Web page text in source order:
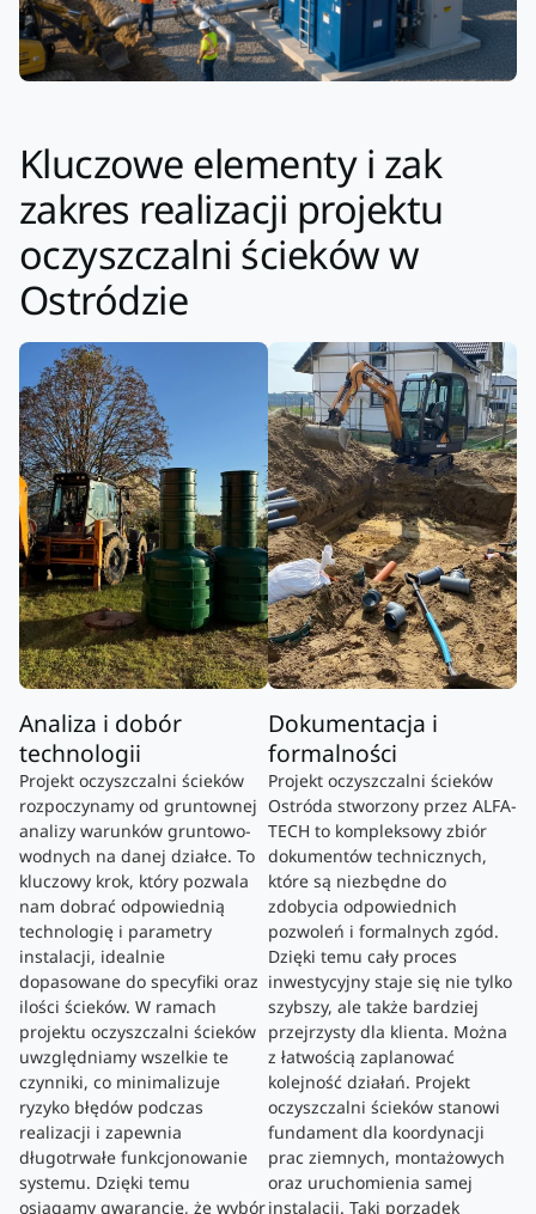
Kluczowe elementy i zak
zakres realizacji projektu
oczyszczalni ścieków w
Ostródzie
Analiza i dobór
technologii
Projekt oczyszczalni ścieków
rozpoczynamy od gruntownej
analizy warunków gruntowo-
wodnych na danej działce. To
kluczowy krok, który pozwala
nam dobrać odpowiednią
technologię i parametry
instalacji, idealnie
dopasowane do specyfiki oraz
ilości ścieków. W ramach
projektu oczyszczalni ścieków
uwzględniamy wszelkie te
czynniki, co minimalizuje
ryzyko błędów podczas
realizacji i zapewnia
długotrwałe funkcjonowanie
systemu. Dzięki temu
osiągamy gwarancję, że wybór
Dokumentacja i
formalności
Projekt oczyszczalni ścieków
Ostróda stworzony przez ALFA-
TECH to kompleksowy zbiór
dokumentów technicznych,
które są niezbędne do
zdobycia odpowiednich
pozwoleń i formalnych zgód.
Dzięki temu cały proces
inwestycyjny staje się nie tylko
szybszy, ale także bardziej
przejrzysty dla klienta. Można
z łatwością zaplanować
kolejność działań. Projekt
oczyszczalni ścieków stanowi
fundament dla koordynacji
prac ziemnych, montażowych
oraz uruchomienia samej
instalacji. Taki porządek